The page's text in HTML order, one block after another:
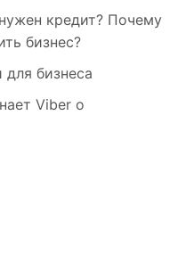
кредит? Почему
бизнес?
для бизнеса
Viber о